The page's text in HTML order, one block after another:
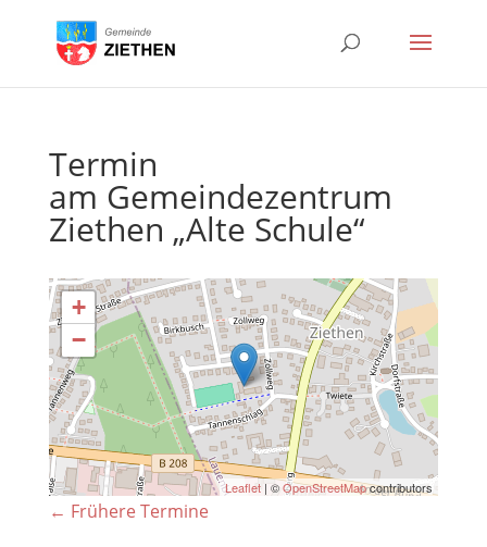
Termin
am Gemeindezentrum
Ziethen „Alte Schule“
+
−
Leaflet | ©OpenStreetMapcontributors
← Frühere Termine